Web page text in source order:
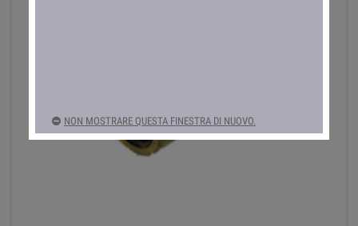
NON MOSTRARE QUESTA FINESTRA DI NUOVO.